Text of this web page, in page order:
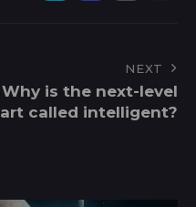
NEXT
Why is the next-level
art called intelligent?